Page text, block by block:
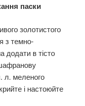
паски
золотистого
з темно-
в тісто
л. меленого
і настоюйте